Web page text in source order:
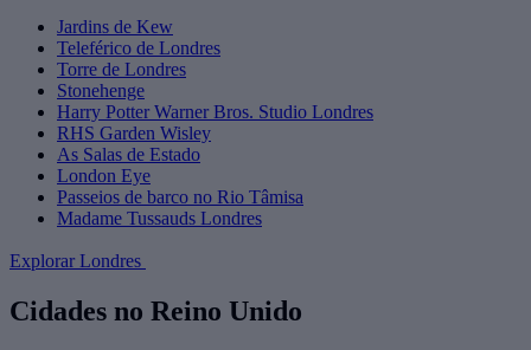
Jardins de Kew
Teleférico de Londres
Torre de Londres
Stonehenge
Harry Potter Warner Bros. Studio Londres
RHS Garden Wisley
As Salas de Estado
London Eye
Passeios de barco no Rio Tâmisa
Madame Tussauds Londres
Explorar Londres
Cidades no Reino Unido